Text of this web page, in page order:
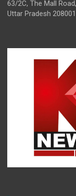
63/2C, The Mall
Uttar Pradesh 208001